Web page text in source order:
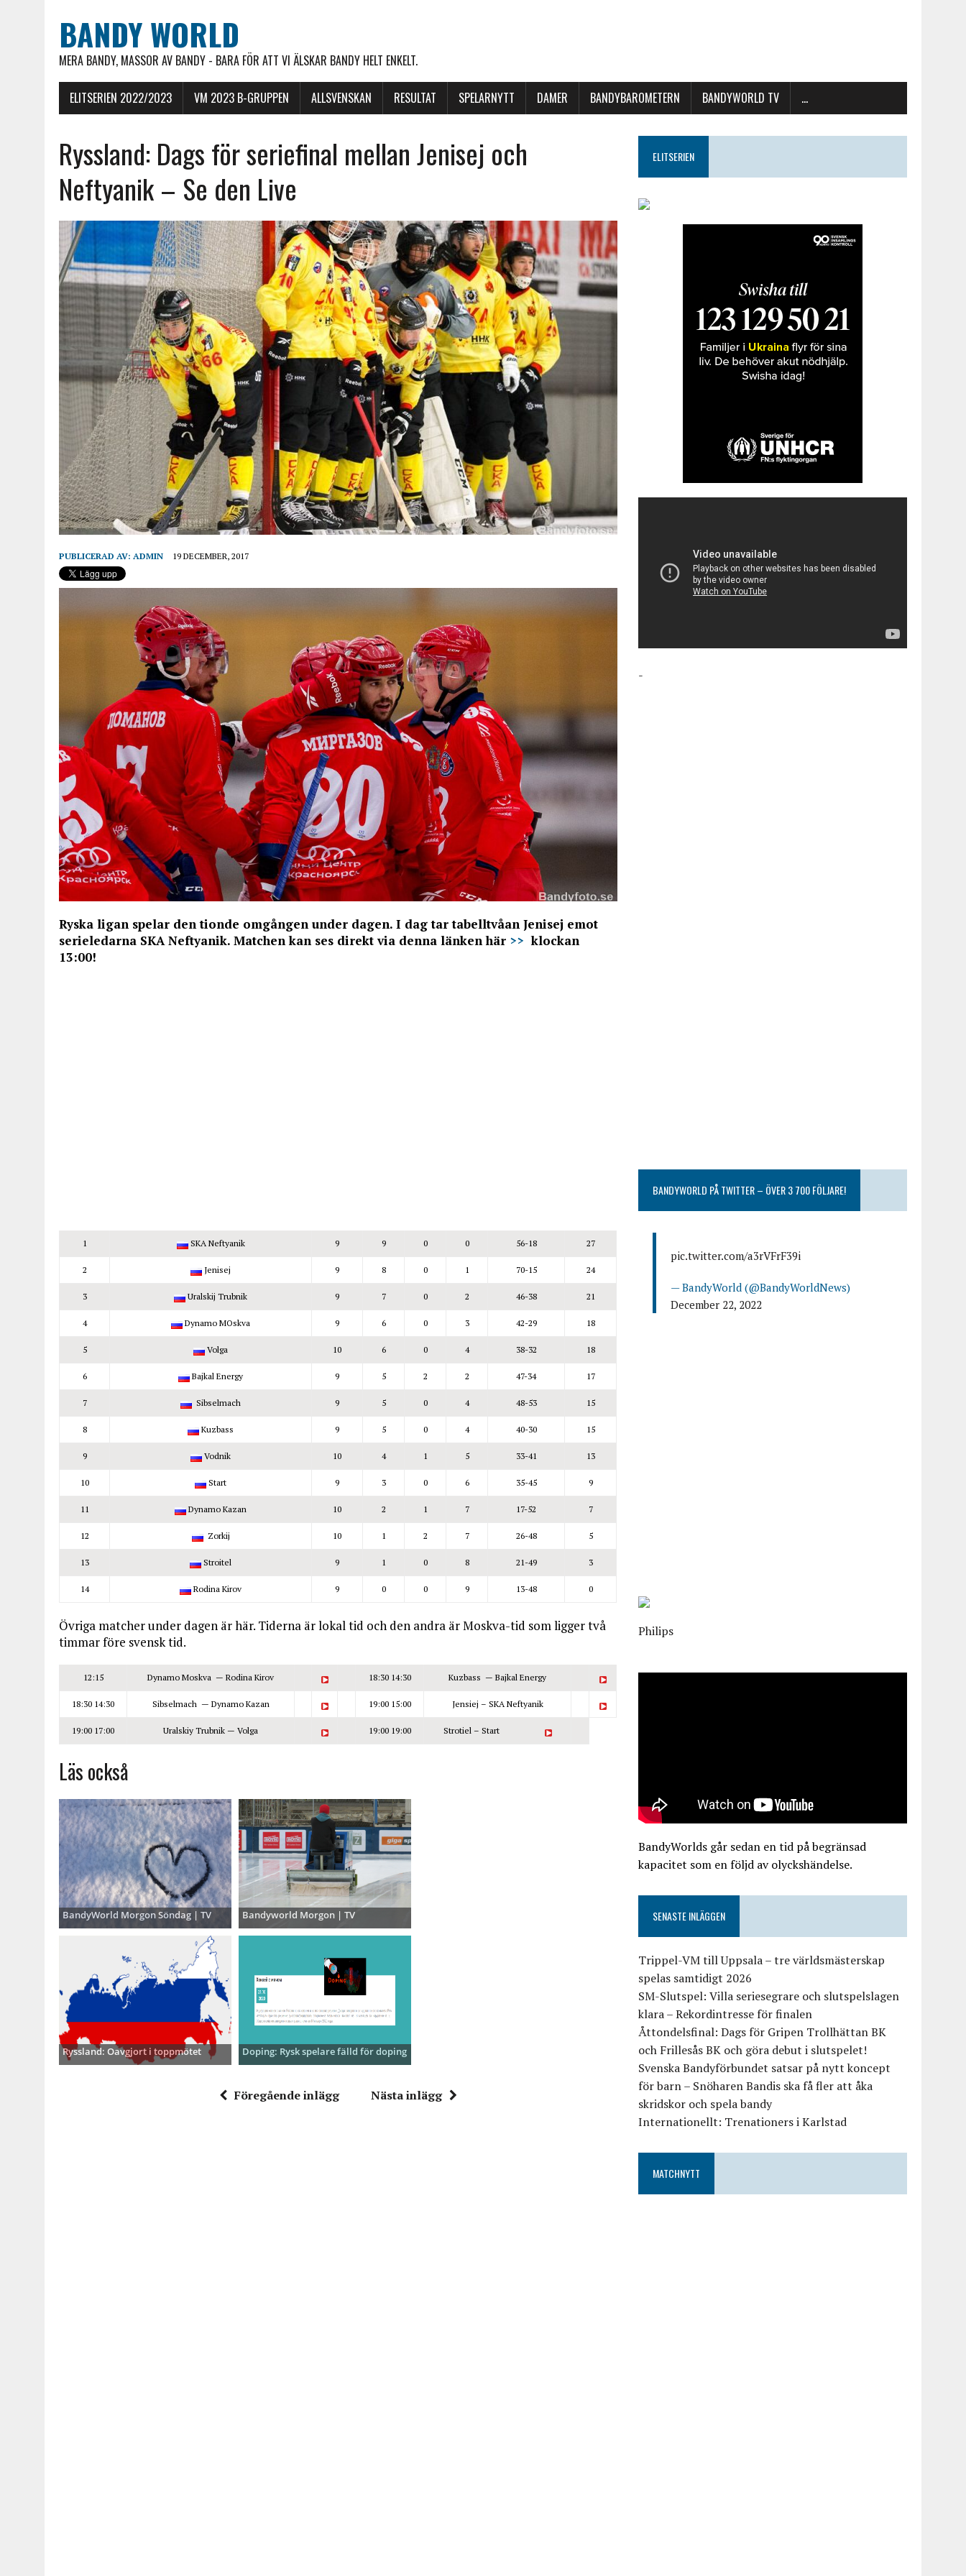
BANDY WORLD
MERA BANDY, MASSOR AV BANDY - BARA FÖR ATT VI ÄLSKAR BANDY HELT ENKELT.
ELITSERIEN 2022/2023 VM 2023 B-GRUPPEN ALLSVENSKAN RESULTAT SPELARNYTT DAMER BANDYBAROMETERN BANDYWORLD TV …
Ryssland: Dags för seriefinal mellan Jenisej och
Neftyanik – Se den Live
PUBLICERAD AV: ADMIN 19 DECEMBER, 2017
Ryska ligan spelar den tionde omgången under dagen. I dag tar tabelltvåan Jenisej emot
serieledarna SKA Neftyanik. Matchen kan ses direkt via denna länken här >> klockan
13:00!
1 SKA Neftyanik 9 9 0 0 56-18 27
2 Jenisej 9 8 0 1 70-15 24
3 Uralskij Trubnik 9 7 0 2 46-38 21
4 Dynamo MOskva 9 6 0 3 42-29 18
5 Volga 10 6 0 4 38-32 18
6 Bajkal Energy 9 5 2 2 47-34 17
7 Sibselmach 9 5 0 4 48-53 15
8 Kuzbass 9 5 0 4 40-30 15
9 Vodnik 10 4 1 5 33-41 13
10 Start 9 3 0 6 35-45 9
11 Dynamo Kazan 10 2 1 7 17-52 7
12 Zorkij 10 1 2 7 26-48 5
13 Stroitel 9 1 0 8 21-49 3
14 Rodina Kirov 9 0 0 9 13-48 0
Övriga matcher under dagen är här. Tiderna är lokal tid och den andra är Moskva-tid som ligger två
timmar före svensk tid.
12:15 Dynamo Moskva — Rodina Kirov 18:30 14:30 Kuzbass — Bajkal Energy
18:30 14:30 Sibselmach — Dynamo Kazan 19:00 15:00 Jensiej – SKA Neftyanik
19:00 17:00 Uralskiy Trubnik — Volga 19:00 19:00 Strotiel – Start
Läs också
BandyWorld Morgon Söndag | TV Bandyworld Morgon | TV
Ryssland: Oavgjort i toppmötet Doping: Rysk spelare fälld för doping
Föregående inlägg Nästa inlägg
ELITSERIEN
-
BANDYWORLD PÅ TWITTER – ÖVER 3 700 FÖLJARE!
pic.twitter.com/a3rVFrF39i
— BandyWorld (@BandyWorldNews)
December 22, 2022
Philips
BandyWorlds går sedan en tid på begränsad
kapacitet som en följd av olyckshändelse.
SENASTE INLÄGGEN
Trippel-VM till Uppsala – tre världsmästerskap
spelas samtidigt 2026
SM-Slutspel: Villa seriesegrare och slutspelslagen
klara – Rekordintresse för finalen
Åttondelsfinal: Dags för Gripen Trollhättan BK
och Frillesås BK och göra debut i slutspelet!
Svenska Bandyförbundet satsar på nytt koncept
för barn – Snöharen Bandis ska få fler att åka
skridskor och spela bandy
Internationellt: Trenationers i Karlstad
MATCHNYTT